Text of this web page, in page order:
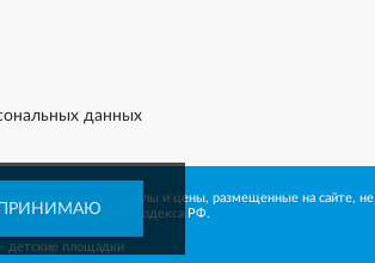
данных
материалы и цены, размещенные на сайте, не
437 Гражданского кодекса РФ.
детские площадки
ПРИНИМАЮ